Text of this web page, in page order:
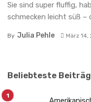
Sie sind super fluffig,
schmecken leicht süß –
By Julia Pehle März 14,
Beliebteste